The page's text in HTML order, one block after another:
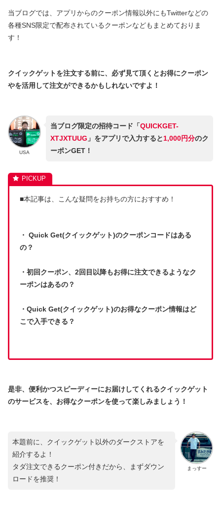
当ブログでは、アプリからのクーポン情報以外にもTwitterなどの
各種SNS限定で配布されているクーポンなどもまとめておりま
す！
クイックゲットを注文する前に、必ず見て頂くとお得にクーポン
やを活用して注文ができるかもしれないですよ！
USA
当ブログ限定の招待コード「QUICKGET-
XTJXTUUG 」をアプリで入力すると1,000円分のク
ーポンGET！
■本記事は、こんな疑問をお持ちの方におすすめ！
・ Quick Get(クイックゲット)のクーポンコードはある
の？
・初回クーポン、2回目以降もお得に注文できるようなク
ーポンはあるの？
・Quick Get(クイックゲット)のお得なクーポン情報はど
こで入手できる？
是非、便利かつスピーディーにお届けしてくれるクイックゲット
のサービスを、お得なクーポンを使って楽しみましょう！
まっすー
本題前に、クイックゲット以外のダークストアを
紹介するよ！
タダ注文できるクーポン付きだから、まずダウン
ロードを推奨！